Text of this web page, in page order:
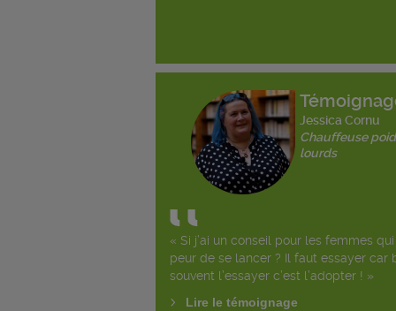
Jessica Cornu
Chauffeuse
lourds
« Si j’ai un conseil pour les femmes
peur de se lancer ? Il faut essayer car
souvent l’essayer c’est l’adopter ! »
Lire le témoignage